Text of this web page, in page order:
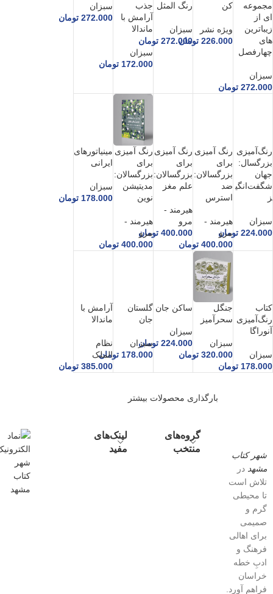
مجموعه
ای از
زیباترین
های
چهارفصل
سبزان
272.000 تومان
کن
ویژه نشر
226.000 تومان
رنگ المثل
سبزان
272.000 تومان
جذب
آرامش با
ماندالا
سبزان
172.000 تومان
سبزان
272.000 تومان
رنگ‌آمیزی
بزرگسال:
جهان
شگفت‌انگی
ز
سبزان
224.000 تومان
رنگ آمیزی
برای
بزرگسالان:
ضد
استرس
هیرمند -
مرو
400.000 تومان
رنگ آمیزی
برای
بزرگسالان:
علم مغز
هیرمند -
مرو
400.000 تومان
رنگ آمیزی
برای
بزرگسالان:
مدیتیشن‌
نوین
هیرمند -
مرو
400.000 تومان
مینیاتورهای
ایرانی
سبزان
178.000 تومان
کتاب
رنگ‌آمیزی
آنوراگا
سبزان
178.000 تومان
جنگل
سحرآمیز
سبزان
320.000 تومان
ساکن جان
سبزان
224.000 تومان
گلستان
جان
سبزان
178.000 تومان
آرامش با
ماندالا
نظام
الملک
385.000 تومان
بارگذاری محصولات بیشتر
شهر کتاب
مشهد در
تلاش است
تا محیطی
گرم و
صمیمی
برای اهالی
فرهنگ و
ادبِ خطه
خراسان
فراهم آورد.
گروه‌های
منتخب
لینک‌های
مفید